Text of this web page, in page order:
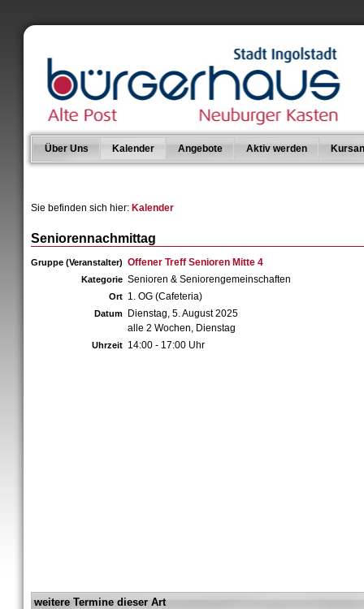
Über Uns Kalender Angebote Aktiv werden
Sie befinden sich hier: Kalender
Seniorennachmittag
Gruppe (Veranstalter) Offener Treff Senioren Mitte 4
Kategorie Senioren & Seniorengemeinschaften
Ort 1. OG (Cafeteria)
Datum
Dienstag, 5. August 2025
alle 2 Wochen, Dienstag
Uhrzeit 14:00 - 17:00 Uhr
weitere Termine dieser Art